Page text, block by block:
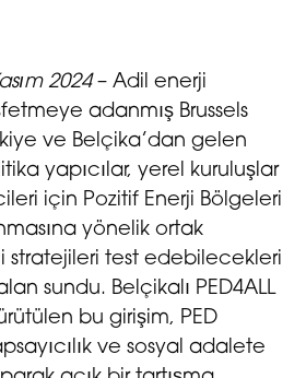
2024– Adil enerji
adanmış Brussels
ve Belçika’dan gelen
yapıcılar, yerel kuruluşlar
için Pozitif Enerji Bölgeleri
yönelik ortak
stratejileri test edebilecekleri
sundu. Belçikalı PED4ALL
bu girişim, PED
ve sosyal adalete